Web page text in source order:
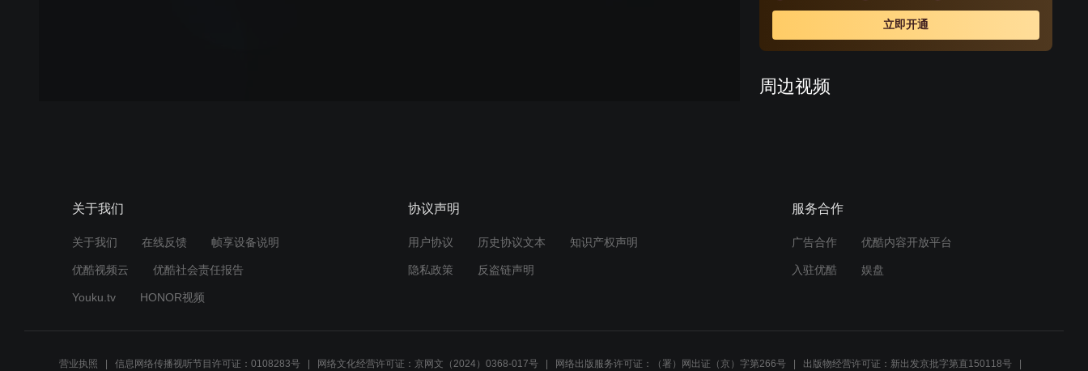
示当代深圳少年儿童的精神面貌和心灵境地。再如《“小
气”鬼》中出名的“小气鬼”小浩在听了老师关于丛飞叔叔的
事迹后，将节省下来的压岁钱和零花钱捐献给了比自己更
心。从而，让学生、老师、家长和关心少年儿童教育的各
立即开通
周边视频
02:45
关于我们
关于我们 在线反馈 帧享设备说明
优酷视频云 优酷社会责任报告
Youku.tv HONOR视频
协议声明
用户协议 历史协议文本 知识产权声明
隐私政策 反盗链声明
服务合作
广告合作 优酷内容开放平台
入驻优酷 娱盘
营业执照 信息网络传播视听节目许可证：0108283号 网络文化经营许可证：京网文（2024）0368-017号 网络出版服务许可证：（署）网出证（京）字第266号 出版物经营许可证：新出发京批字第直150118号